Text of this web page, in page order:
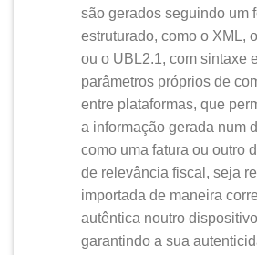
são gerados seguindo um
estruturado, como o XML,
ou o UBL2.1, com sintaxe e
parâmetros próprios de
entre plataformas, que
a informação gerada num
como uma fatura ou outro
de relevância fiscal, seja
importada de maneira
autêntica noutro
garantindo a sua